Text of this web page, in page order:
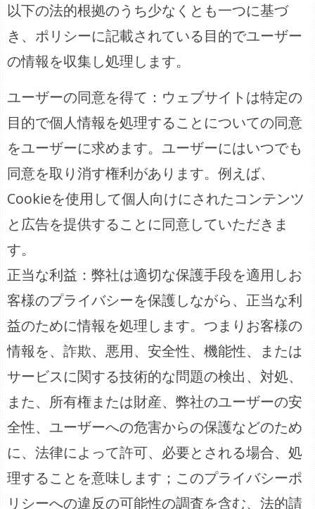
以下の法的根拠のうち少なくとも一つに基づ
き、ポリシーに記載されている目的でユーザー
の情報を収集し処理します。
ユーザーの同意を得て：ウェブサイトは特定の
目的で個人情報を処理することについての同意
をユーザーに求めます。ユーザーにはいつでも
同意を取り消す権利があります。例えば、
Cookieを使用して個人向けにされたコンテンツ
と広告を提供することに同意していただきま
す。
正当な利益：弊社は適切な保護手段を適用しお
客様のプライバシーを保護しながら、正当な利
益のために情報を処理します。つまりお客様の
情報を、詐欺、悪用、安全性、機能性、または
サービスに関する技術的な問題の検出、対処、
また、所有権または財産、弊社のユーザーの安
全性、ユーザーへの危害からの保護などのため
に、法律によって許可、必要とされる場合、処
理することを意味します；このプライバシーポ
リシーへの違反の可能性の調査を含む、法的請